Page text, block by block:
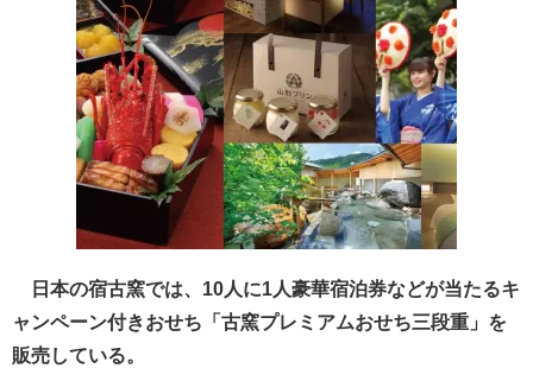
日本の宿古窯では、10人に1人豪華宿泊券などが当たるキ
ャンペーン付きおせち「古窯プレミアムおせち三段重」を
販売している。